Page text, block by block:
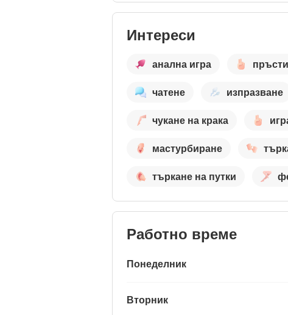
Интереси
анална игра
чатене изпразване
чукане на крака
мастурбиране
търкане на путки
Работно време
Понеделник
Вторник